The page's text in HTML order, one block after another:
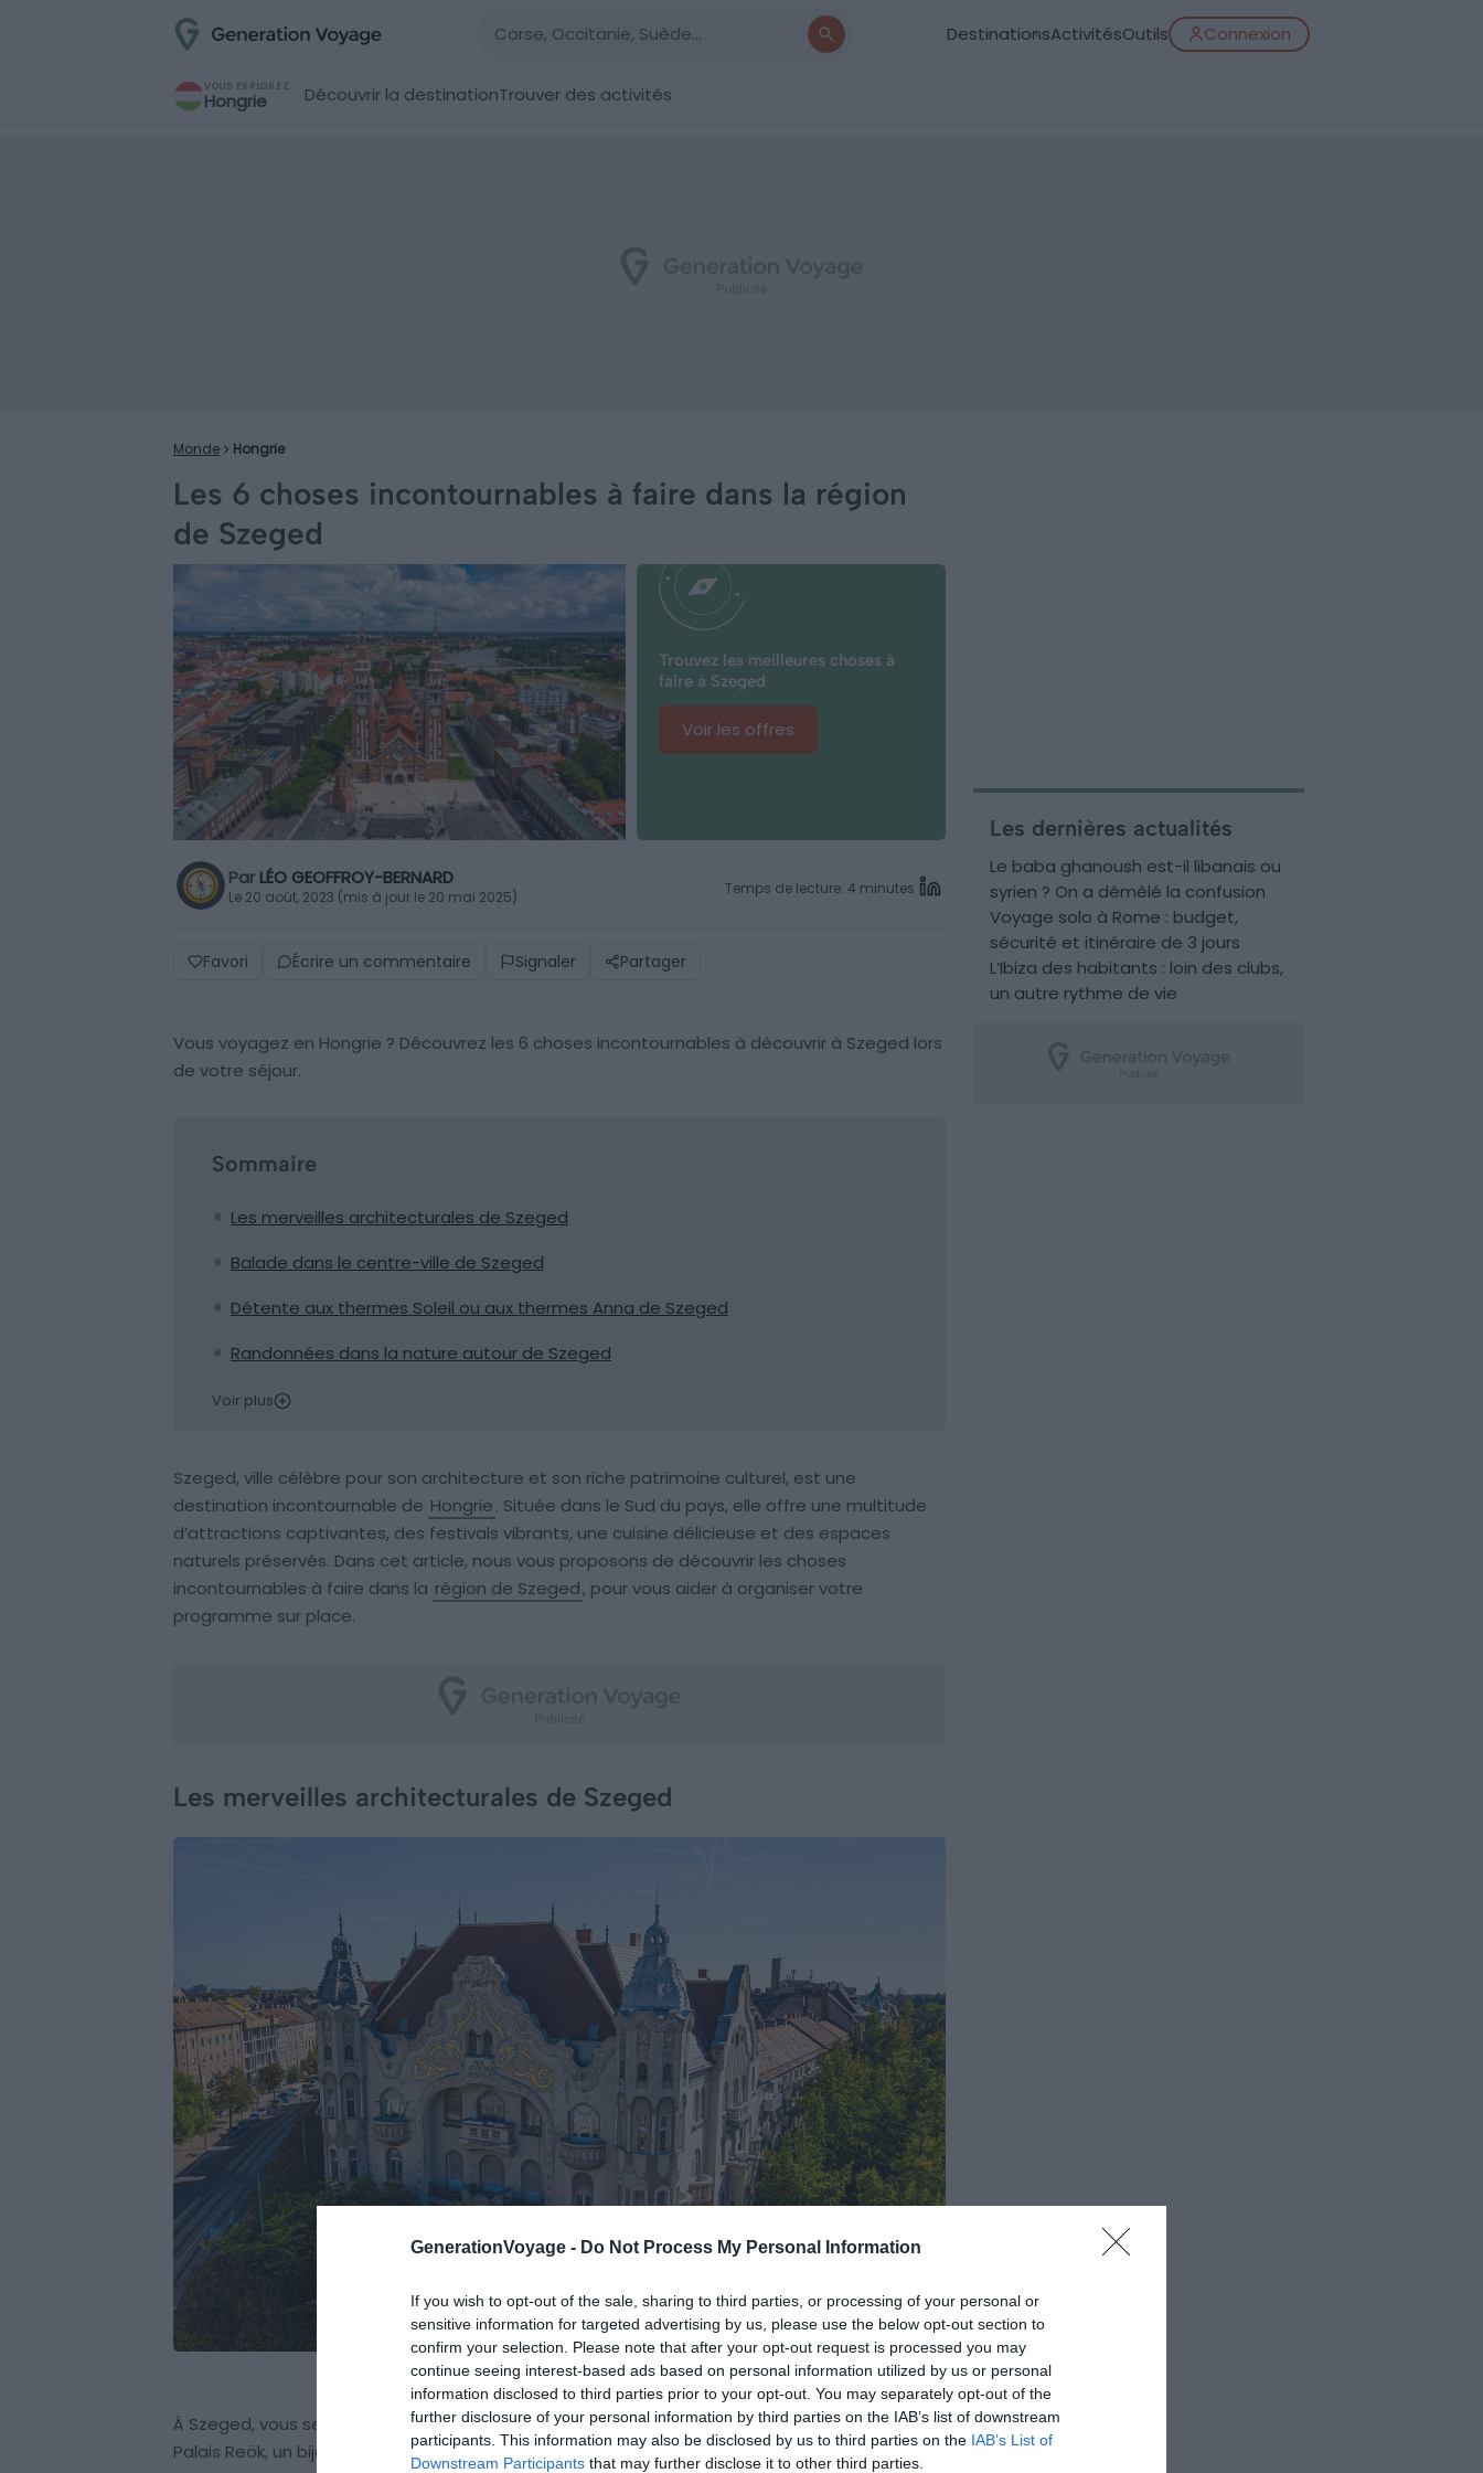
GenerationVoyage - Do Not Process My Personal Information
If you wish to opt-out of the sale, sharing to third parties, or processing of your personal or
sensitive information for targeted advertising by us, please use the below opt-out section to
confirm your selection. Please note that after your opt-out request is processed you may
continue seeing interest-based ads based on personal information utilized by us or personal
information disclosed to third parties prior to your opt-out. You may separately opt-out of the
further disclosure of your personal information by third parties on the IAB’s list of downstream
participants. This information may also be disclosed by us to third parties on the IAB’s List of
Downstream Participants that may further disclose it to other third parties.
DestinationsActivitésOutils Connexion
VOUS EXPLOREZ
Hongrie Découvrir la destinationTrouver des activités
Monde Hongrie
Les 6 choses incontournables à faire dans la région
de Szeged
Trouvez les meilleures choses à
faire à Szeged
Voir les offres
Par LÉO GEOFFROY-BERNARD
Le 20 août, 2023 (mis à jour le 20 mai 2025) Temps de lecture: 4 minutes
Favori Écrire un commentaire Signaler Partager
Vous voyagez en Hongrie ? Découvrez les 6 choses incontournables à découvrir à Szeged lors
de votre séjour.
Sommaire
Les merveilles architecturales de Szeged
Balade dans le centre-ville de Szeged
Détente aux thermes Soleil ou aux thermes Anna de Szeged
Randonnées dans la nature autour de Szeged
Voir plus
Szeged, ville célèbre pour son architecture et son riche patrimoine culturel, est une
destination incontournable de Hongrie. Située dans le Sud du pays, elle offre une multitude
d’attractions captivantes, des festivals vibrants, une cuisine délicieuse et des espaces
naturels préservés. Dans cet article, nous vous proposons de découvrir les choses
incontournables à faire dans la région de Szeged, pour vous aider à organiser votre
programme sur place.
Les merveilles architecturales de Szeged
Crédit : Visit Hungary
À Szeged, vous serez surpris pas la riche architecture des immeubles. Commencez par le
Palais Reök, un bijou de l’
Art Nouveauqui abrite un centre artistique et une pâtisserie.
Les dernières actualités
Le baba ghanoush est-il libanais ou
syrien ? On a démêlé la confusion
Voyage solo à Rome : budget,
sécurité et itinéraire de 3 jours
L’Ibiza des habitants : loin des clubs,
un autre rythme de vie